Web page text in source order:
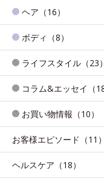
ヘア（16）
ボディ（8）
ライフスタイル（23）
コラム&エッセイ（
お買い物情報（10）
お客様エピソード（11）
ヘルスケア（18）